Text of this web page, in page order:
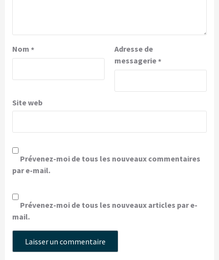
Nom *
Adresse de
messagerie*
Site web
Prévenez-moi de tous les nouveaux commentaires
par e-mail.
Prévenez-moi de tous les nouveaux articles par e-
mail.